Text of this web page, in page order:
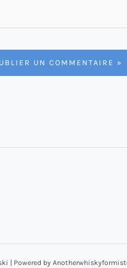
| Powered by